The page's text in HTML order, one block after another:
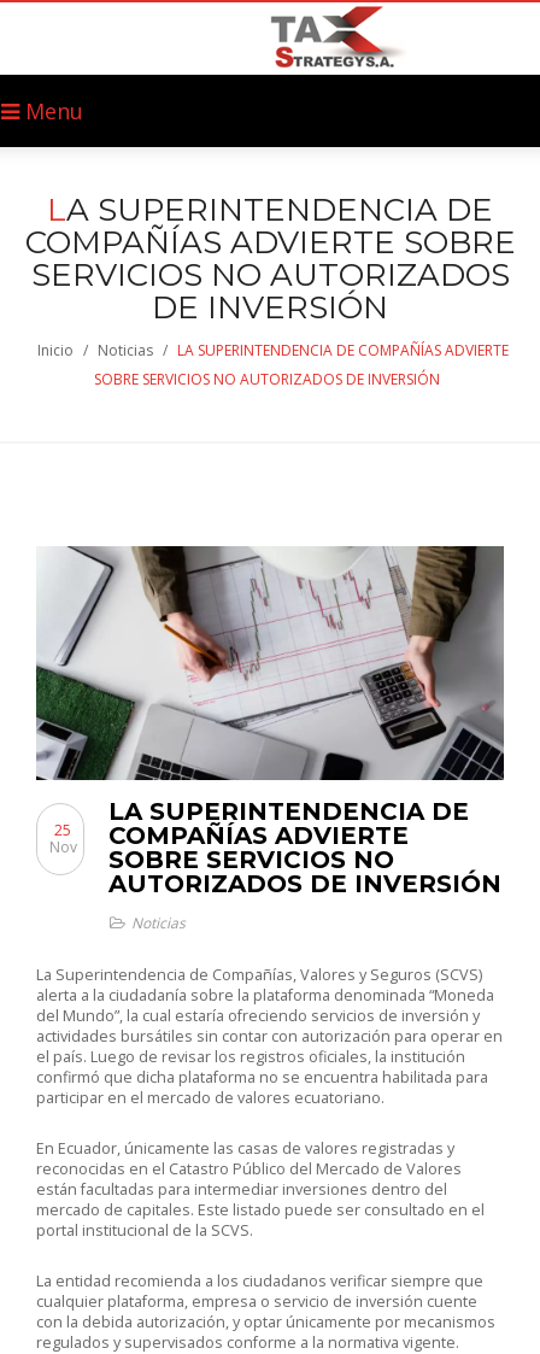
Menu
LA SUPERINTENDENCIA DE
COMPAÑÍAS ADVIERTE SOBRE
SERVICIOS NO AUTORIZADOS
DE INVERSIÓN
Inicio / Noticias / LA SUPERINTENDENCIA DE COMPAÑÍAS ADVIERTE
SOBRE SERVICIOS NO AUTORIZADOS DE INVERSIÓN
LA SUPERINTENDENCIA DE
COMPAÑÍAS ADVIERTE
SOBRE SERVICIOS NO
AUTORIZADOS DE INVERSIÓN
25
Nov
Noticias
La Superintendencia de Compañías, Valores y Seguros (SCVS)
alerta a la ciudadanía sobre la plataforma denominada “Moneda
del Mundo”, la cual estaría ofreciendo servicios de inversión y
actividades bursátiles sin contar con autorización para operar en
el país. Luego de revisar los registros oficiales, la institución
confirmó que dicha plataforma no se encuentra habilitada para
participar en el mercado de valores ecuatoriano.
En Ecuador, únicamente las casas de valores registradas y
reconocidas en el Catastro Público del Mercado de Valores
están facultadas para intermediar inversiones dentro del
mercado de capitales. Este listado puede ser consultado en el
portal institucional de la SCVS.
La entidad recomienda a los ciudadanos verificar siempre que
cualquier plataforma, empresa o servicio de inversión cuente
con la debida autorización, y optar únicamente por mecanismos
regulados y supervisados conforme a la normativa vigente.